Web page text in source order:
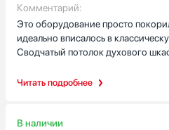
Читать подробнее
Комментарий:
Это оборудование просто
идеально вписалось в
Сводчатый потолок духового
корочкой и пористым мякишем,
кастрюлю, и томить соус на
В наличии